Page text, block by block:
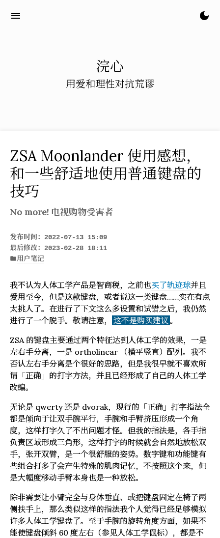
menu dark_mode
浣心
用爱和理性对抗荒谬
ZSA Moonlander 使用感想，
和一些舒适地使用普通键盘的
技巧
No more! 电视购物受害者
发布时间： 2022-07-13 15:09
最后修改： 2023-02-28 18:11
folder用户笔记
我不认为人体工学产品是智商税，之前也买了轨迹球并且
爱用至今，但是这款键盘，或者说这一类键盘……实在有点
太挑人了。在进行了下文这么多设置和试错之后，我仍然
进行了一个脱手。敬请注意，
这不是购买建议 。
ZSA 的键盘主要通过两个特征达到人体工学的效果，一是
左右手分离，一是 ortholinear （横平竖直）配列。我不
否认左右手分离是个很好的思路，但是我很早就不喜欢所
谓「正确」的打字方法，并且已经形成了自己的人体工学
改编。
无论是 qwerty 还是 dvorak，现行的「正确」打字指法全
都是倾向于让双手腕平行，手腕和手臂挤压形成一个角
度，这样打字久了不出问题才怪。但我的指法是，各手指
负责区域形成三角形，这样打字的时候就会自然地放松双
手，张开双臂，是一个很舒服的姿势。数字键和功能键有
些组合打多了会产生特殊的肌肉记忆，不按照这个来，但
是大幅度移动手臂本身也是一种放松。
除非需要让小臂完全与身体垂直、或把键盘固定在椅子两
侧扶手上，那么类似这样的指法我个人觉得已经足够模拟
许多人体工学键盘了。至于手腕的旋转角度方面，如果不
能使键盘倾斜 60 度左右（参见人体工学鼠标），都是不